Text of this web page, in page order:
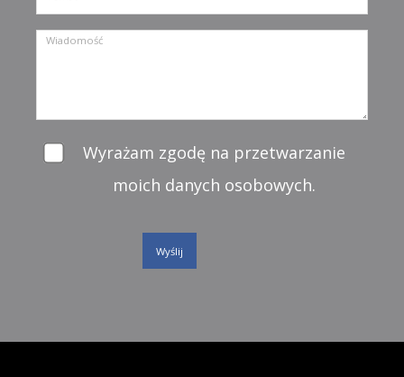
Wyrażam zgodę na przetwarzanie
moich danych osobowych.